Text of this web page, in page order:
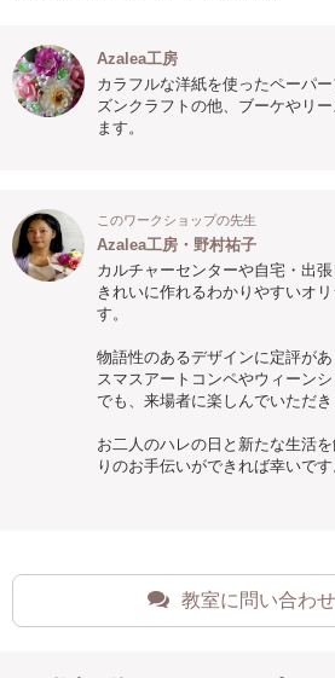
Azalea工房
カラフルな洋紙を使ったペーパ
ズンクラフトの他、ブーケやリ
ます。
このワークショップの先生
Azalea工房・野村祐子
カルチャーセンターや自宅・出
きれいに作れるわかりやすいオ
す。
物語性のあるデザインに定評が
スマスアートコンペやウィーン
でも、来場者に楽しんでいただき
お二人のハレの日と新たな生活
りのお手伝いができれば幸いです
教室に問い合わ